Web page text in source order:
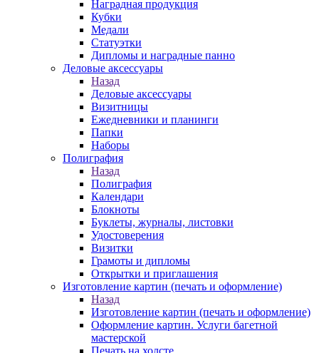
Наградная продукция
Кубки
Медали
Статуэтки
Дипломы и наградные панно
Деловые аксессуары
Назад
Деловые аксессуары
Визитницы
Ежедневники и планинги
Папки
Наборы
Полиграфия
Назад
Полиграфия
Календари
Блокноты
Буклеты, журналы, листовки
Удостоверения
Визитки
Грамоты и дипломы
Открытки и приглашения
Изготовление картин (печать и оформление)
Назад
Изготовление картин (печать и оформление)
Оформление картин. Услуги багетной
мастерской
Печать на холсте